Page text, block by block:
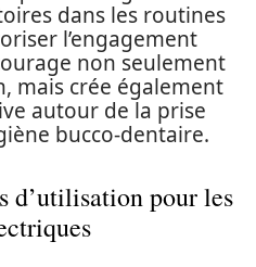
dans les routines
l’engagement
non seulement
mais crée également
autour de la prise
bucco-dentaire.
d’utilisation pour les